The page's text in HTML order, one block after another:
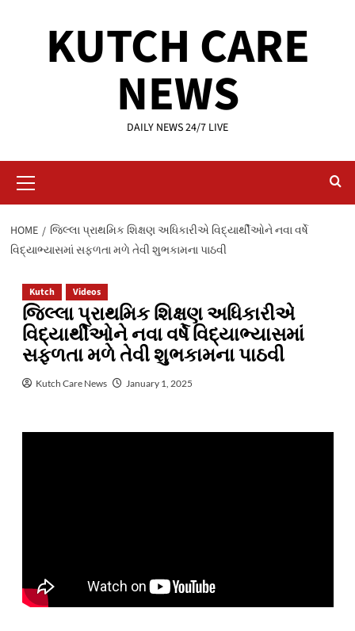
KUTCH CARE
NEWS
DAILY NEWS 24/7 LIVE
Menu
HOME
જિલ્લા પ્રાથમિક શિક્ષણ અધિકારીએ વિદ્યાર્થીઓને નવા વર્ષે
વિદ્યાભ્યાસમાં સફળતા મળે તેવી શુભકામના પાઠવી
Kutch Videos
જિલ્લા પ્રાથમિક શિક્ષણ અધિકારીએ
વિદ્યાર્થીઓને નવા વર્ષે વિદ્યાભ્યાસમાં
સફળતા મળે તેવી શુભકામના પાઠવી
Kutch Care News January 1, 2025